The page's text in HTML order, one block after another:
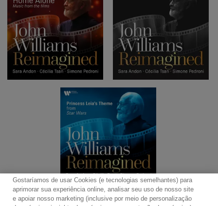
Gostaríamos de usar Cookies (e tecnologias semelhantes) para
aprimorar sua experiência online, analisar seu uso de nosso site
e apoiar nosso marketing (inclusive por meio de personalização